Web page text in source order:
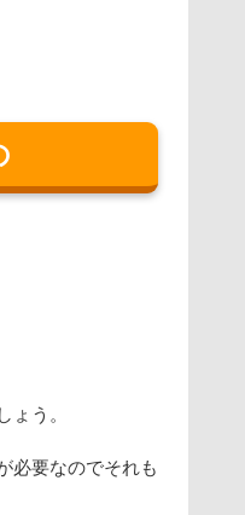
う。
必要なのでそれも